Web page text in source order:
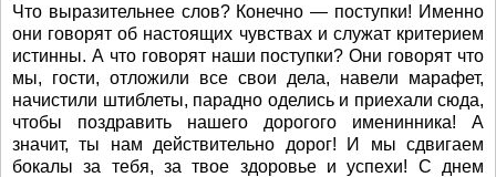
Что выразительнее слов? Конечно — поступки! Именно
они говорят об настоящих чувствах и служат критерием
истинны. А что говорят наши поступки? Они говорят что
мы, гости, отложили все свои дела, навели марафет,
начистили штиблеты, парадно оделись и приехали сюда,
чтобы поздравить нашего дорогого именинника! А
значит, ты нам действительно дорог! И мы сдвигаем
бокалы за тебя, за твое здоровье и успехи! С днем